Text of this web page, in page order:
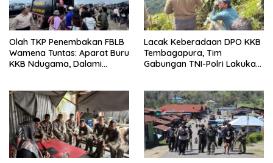
Olah TKP Penembakan FBLB
Wamena Tuntas: Aparat Buru
KKB Ndugama, Dalami
Lacak Keberadaan DPO KKB
Tembagapura, Tim
Gabungan TNI-Polri Lakukan